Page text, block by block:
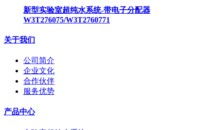
新型实验室超纯水系统-带电子分配器
W3T276075/W3T2760771
关于我们
公司简介
企业文化
合作伙伴
服务优势
产品中心